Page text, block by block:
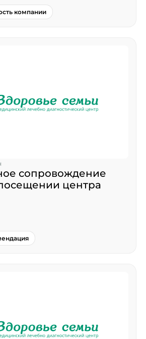
компании
сопровождение
центра